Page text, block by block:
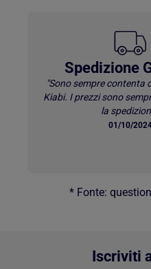
Spedizione
"Sono sempre contenta
Kiabi. I prezzi sono
la
01/10/
* Fonte:
Iscriviti